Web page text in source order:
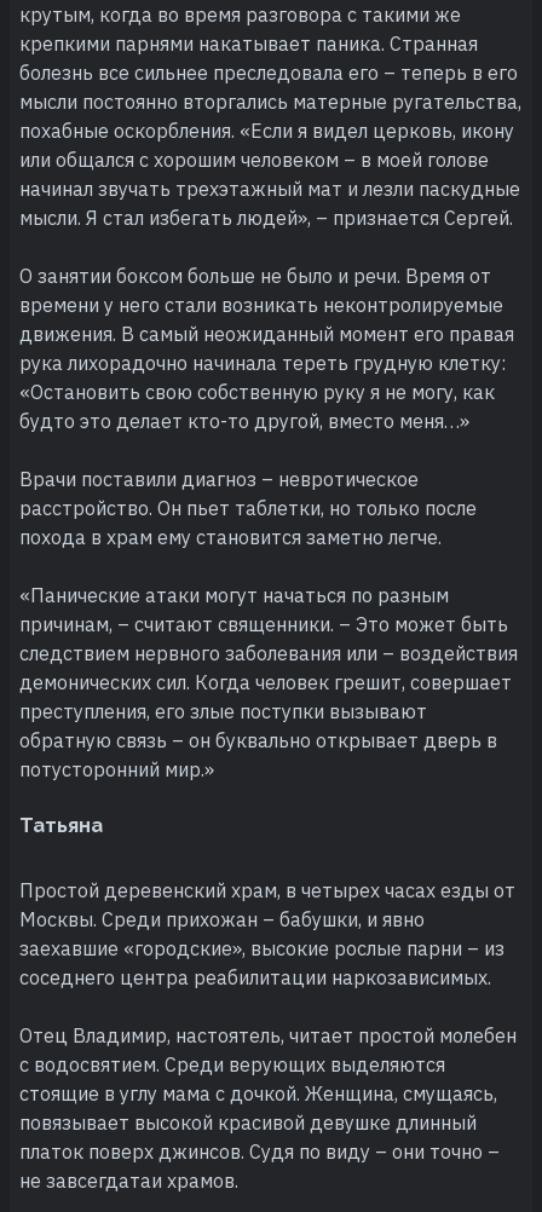
крутым, когда во время разговора с такими же
крепкими парнями накатывает паника. Странная
болезнь все сильнее преследовала его – теперь в его
мысли постоянно вторгались матерные ругательства,
похабные оскорбления. «Если я видел церковь, икону
или общался с хорошим человеком – в моей голове
начинал звучать трехэтажный мат и лезли паскудные
мысли. Я стал избегать людей», – признается Сергей.
О занятии боксом больше не было и речи. Время от
времени у него стали возникать неконтролируемые
движения. В самый неожиданный момент его правая
рука лихорадочно начинала тереть грудную клетку:
«Остановить свою собственную руку я не могу, как
будто это делает кто-то другой, вместо меня…»
Врачи поставили диагноз – невротическое
расстройство. Он пьет таблетки, но только после
похода в храм ему становится заметно легче.
«Панические атаки могут начаться по разным
причинам, – считают священники. – Это может быть
следствием нервного заболевания или – воздействия
демонических сил. Когда человек грешит, совершает
преступления, его злые поступки вызывают
обратную связь – он буквально открывает дверь в
потусторонний мир.»
Татьяна
Простой деревенский храм, в четырех часах езды от
Москвы. Среди прихожан – бабушки, и явно
заехавшие «городские», высокие рослые парни – из
соседнего центра реабилитации наркозависимых.
Отец Владимир, настоятель, читает простой молебен
с водосвятием. Среди верующих выделяются
стоящие в углу мама с дочкой. Женщина, смущаясь,
повязывает высокой красивой девушке длинный
платок поверх джинсов. Судя по виду – они точно –
не завсегдатаи храмов.